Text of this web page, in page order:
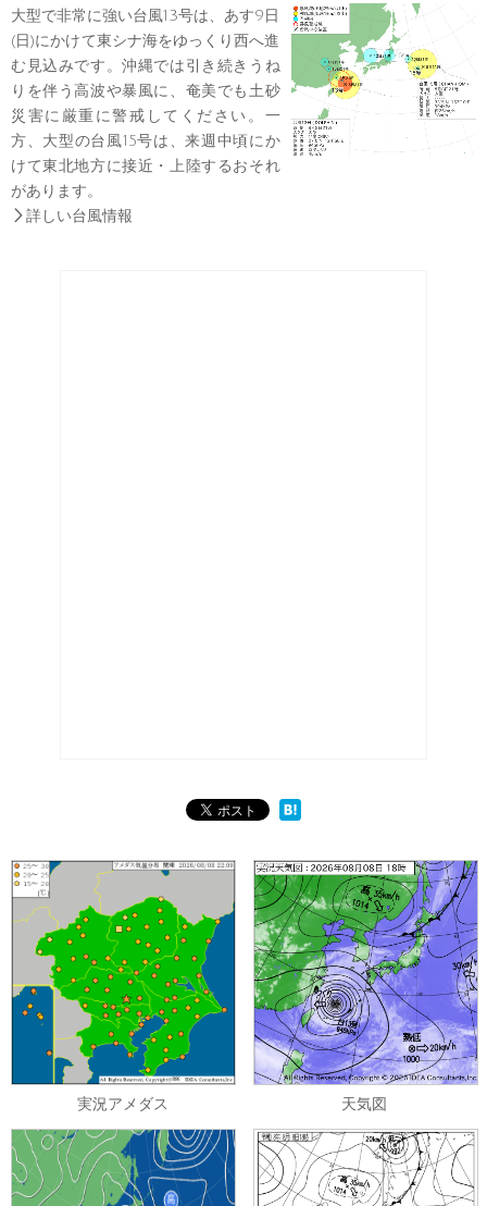
大型で非常に強い台風13号は、あす9日
(日)にかけて東シナ海をゆっくり西へ進
む見込みです。沖縄では引き続きうね
りを伴う高波や暴風に、奄美でも土砂
災害に厳重に警戒してください。一
方、大型の台風15号は、来週中頃にか
けて東北地方に接近・上陸するおそれ
があります。
 詳しい台風情報
実況アメダス 天気図